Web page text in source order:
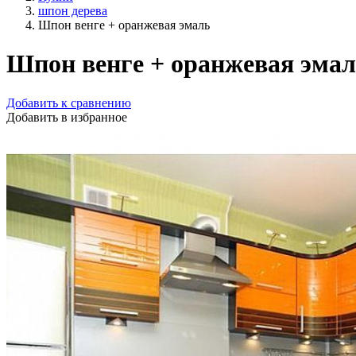
шпон дерева
Шпон венге + оранжевая эмаль
Шпон венге + оранжевая
Добавить к сравнению
Добавить в избранное